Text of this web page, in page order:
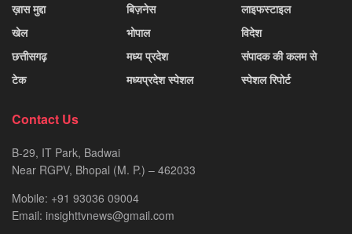
ख़ास मुद्दा
खेल
छत्तीसगढ़
टेक
बिज़नेस
भोपाल
मध्य प्रदेश
मध्यप्रदेश स्पेशल
लाइफस्टाइल
विदेश
संपादक की कलम से
स्पेशल रिपोर्ट
Contact Us
B-29, IT Park, Badwai
Near RGPV, Bhopal (M. P.) – 462033
Mobile: +91 93036 09004
Email: insighttvnews@gmail.com